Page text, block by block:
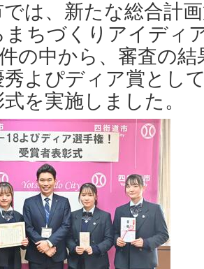
では、新たな総合計
まちづくりアイディ
の中から、審査の
秀よぴディア賞とし
を実施しました。